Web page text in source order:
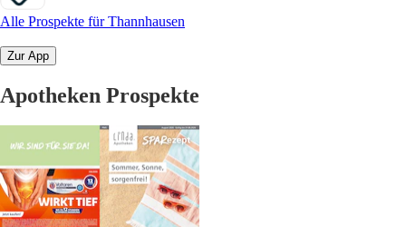
Alle Prospekte für Thannhausen
Zur App
Apotheken Prospekte